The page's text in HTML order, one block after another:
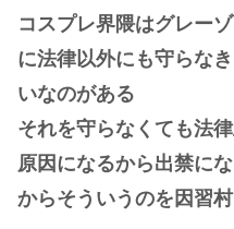
コスプレ界隈はグレー
に法律以外にも守らな
いなのがある
それを守らなくても法
原因になるから出禁に
からそういうのを因習